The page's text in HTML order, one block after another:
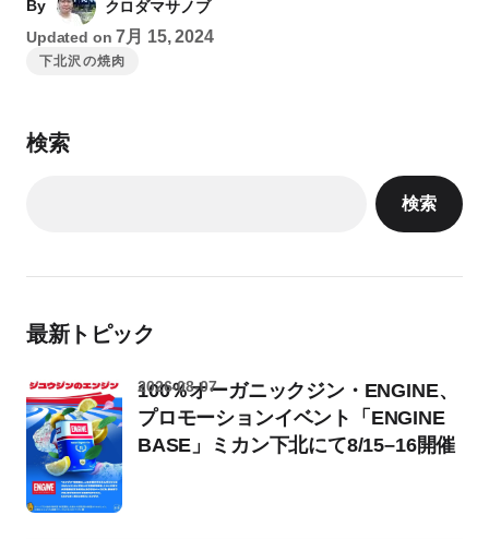
By
クロダマサノブ
Updated on 7月 15, 2024
下北沢の焼肉
検索
検索
最新トピック
100％オーガニックジン・ENGINE、
プロモーションイベント「ENGINE
BASE」ミカン下北にて8/15–16開催
2026-08-07